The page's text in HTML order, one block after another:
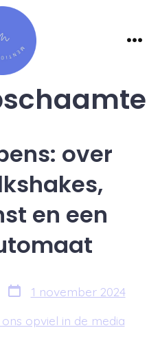
over
en een
Berichtdatum
1 november 2024
opviel in de media